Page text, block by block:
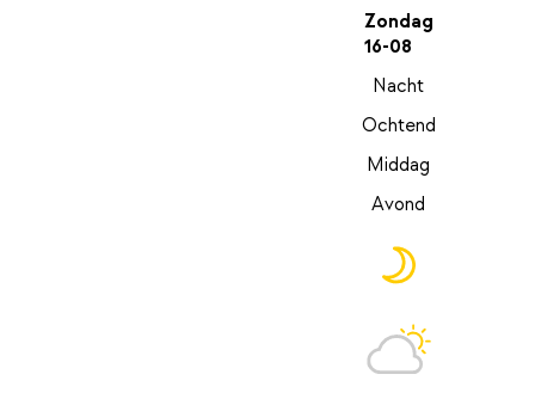
Zondag
16-08
Nacht
Ochtend
Middag
Avond